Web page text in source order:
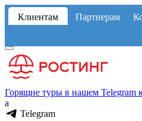
Клиентам Партнерам
Горящие туры в нашем Telegram
a
Telegram